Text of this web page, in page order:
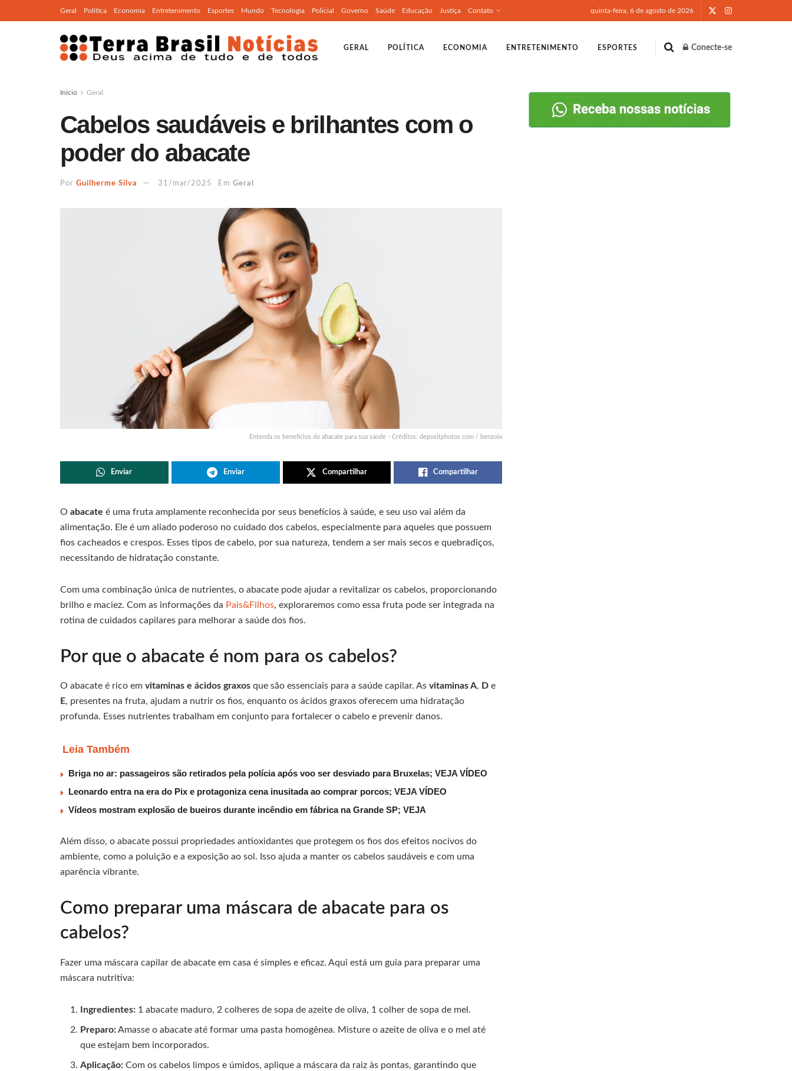
Geral Política Economia Entretenimento Esportes Mundo Tecnologia Policial Governo Saúde Educação Justiça Contato quinta-feira, 6 de agosto de 2026
GERAL POLÍTICA ECONOMIA ENTRETENIMENTO ESPORTES Conecte-se
Início Geral
Cabelos saudáveis e brilhantes com o
poder do abacate
Por Guilherme Silva 31/mar/2025 Em Geral
Entenda os benefícios do abacate para sua saúde - Créditos: depositphotos.com / benzoix
Enviar Enviar Compartilhar Compartilhar
O abacate é uma fruta amplamente reconhecida por seus benefícios à saúde, e seu uso vai além da
alimentação. Ele é um aliado poderoso no cuidado dos cabelos, especialmente para aqueles que possuem
fios cacheados e crespos. Esses tipos de cabelo, por sua natureza, tendem a ser mais secos e quebradiços,
necessitando de hidratação constante.
Com uma combinação única de nutrientes, o abacate pode ajudar a revitalizar os cabelos, proporcionando
brilho e maciez. Com as informações da Pais&Filhos, exploraremos como essa fruta pode ser integrada na
rotina de cuidados capilares para melhorar a saúde dos fios.
Por que o abacate é nom para os cabelos?
O abacate é rico em vitaminas e ácidos graxos que são essenciais para a saúde capilar. As vitaminas A, D e
E, presentes na fruta, ajudam a nutrir os fios, enquanto os ácidos graxos oferecem uma hidratação
profunda. Esses nutrientes trabalham em conjunto para fortalecer o cabelo e prevenir danos.
Leia Também
Briga no ar: passageiros são retirados pela polícia após voo ser desviado para Bruxelas; VEJA VÍDEO
Leonardo entra na era do Pix e protagoniza cena inusitada ao comprar porcos; VEJA VÍDEO
Vídeos mostram explosão de bueiros durante incêndio em fábrica na Grande SP; VEJA
Além disso, o abacate possui propriedades antioxidantes que protegem os fios dos efeitos nocivos do
ambiente, como a poluição e a exposição ao sol. Isso ajuda a manter os cabelos saudáveis e com uma
aparência vibrante.
Como preparar uma máscara de abacate para os
cabelos?
Fazer uma máscara capilar de abacate em casa é simples e eficaz. Aqui está um guia para preparar uma
máscara nutritiva:
Ingredientes: 1 abacate maduro, 2 colheres de sopa de azeite de oliva, 1 colher de sopa de mel.
Preparo:Amasse o abacate até formar uma pasta homogênea. Misture o azeite de oliva e o mel até
que estejam bem incorporados.
Aplicação: Com os cabelos limpos e úmidos, aplique a máscara da raiz às pontas, garantindo que